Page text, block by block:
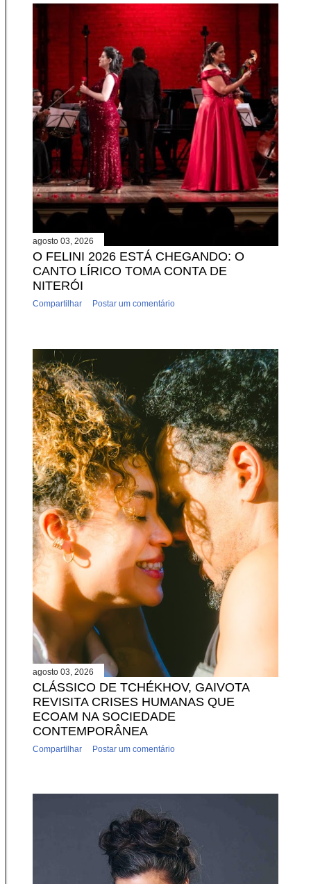
agosto 03, 2026
O FELINI 2026 ESTÁ CHEGANDO: O
CANTO LÍRICO TOMA CONTA DE
NITERÓI
Compartilhar Postar um comentário
agosto 03, 2026
CLÁSSICO DE TCHÉKHOV, GAIVOTA
REVISITA CRISES HUMANAS QUE
ECOAM NA SOCIEDADE
CONTEMPORÂNEA
Compartilhar Postar um comentário